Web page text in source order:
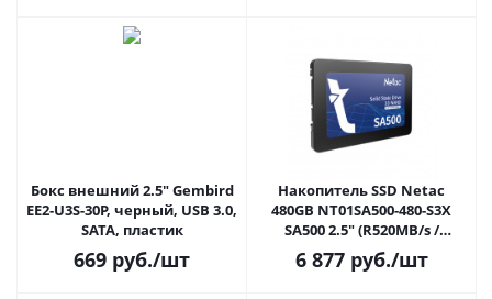
Бокс внешний 2.5" Gembird
EE2-U3S-30P, черный, USB 3.0,
SATA, пластик
669 руб./шт
Накопитель SSD Netac
480GB NT01SA500-480-S3X
SA500 2.5" (R520MB/s /
W450MB/s, 240 TBW)
6 877руб./шт